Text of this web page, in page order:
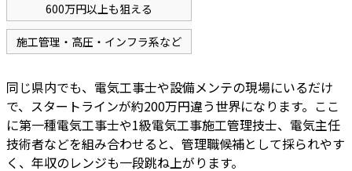
600万円以上も狙える
施工管理・高圧・インフラ系など
同じ県内でも、電気工事士や設備メンテの現場にいるだけ
で、スタートラインが約200万円違う世界になります。ここ
に第一種電気工事士や1級電気工事施工管理技士、電気主任
技術者などを組み合わせると、管理職候補として採られやす
く、年収のレンジも一段跳ね上がります。